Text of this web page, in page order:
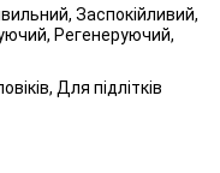
дня.
пом’якшує мозолі,
Заспокійливий,
Регенеруючий,
Для підлітків